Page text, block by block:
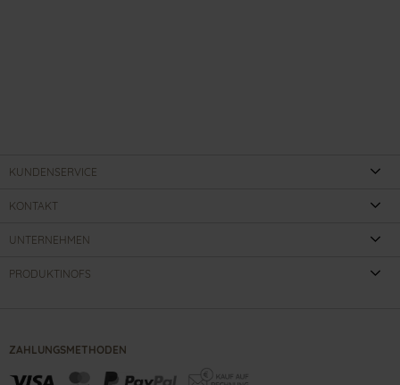
KUNDENSERVICE
KONTAKT
UNTERNEHMEN
PRODUKTINOFS
ZAHLUNGSMETHODEN